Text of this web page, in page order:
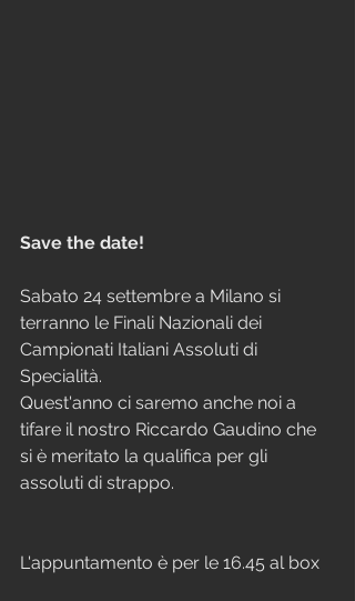
Save the date!
Sabato 24 settembre a Milano si
terranno le Finali Nazionali dei
Campionati Italiani Assoluti di
Specialità.
Quest'anno ci saremo anche noi a
tifare il nostro Riccardo Gaudino che
si è meritato la qualifica per gli
assoluti di strappo.
L'appuntamento è per le 16.45 al box